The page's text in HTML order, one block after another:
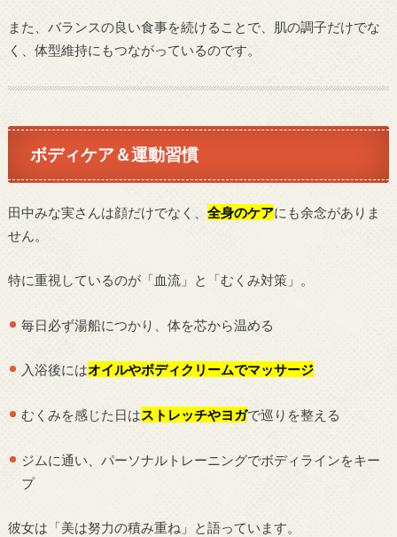
また、バランスの良い食事を続けることで、肌の調子だけでな
く、体型維持にもつながっているのです。
ボディケア＆運動習慣
田中みな実さんは顔だけでなく、 全身のケアにも余念がありま
せん。
特に重視しているのが「血流」と「むくみ対策」。
毎日必ず湯船につかり、体を芯から温める
入浴後にはオイルやボディクリームでマッサージ
むくみを感じた日はストレッチやヨガで巡りを整える
ジムに通い、パーソナルトレーニングでボディラインをキー
プ
彼女は「美は努力の積み重ね」と語っています。